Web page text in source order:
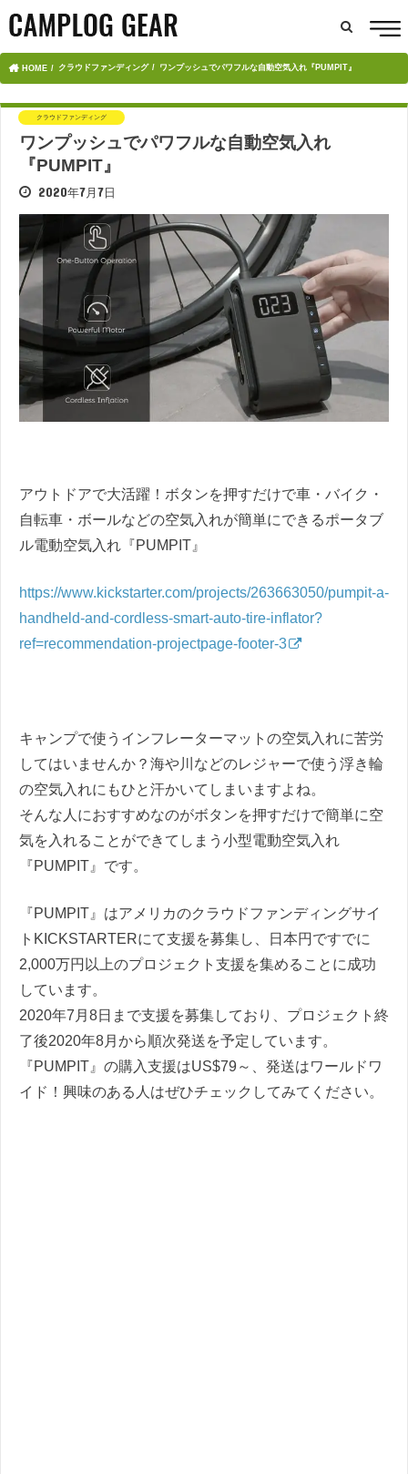
HOME クラウドファンディング ワンプッシュでパワフルな自動空気入れ『PUMPIT』
クラウドファンディング
ワンプッシュでパワフルな自動空気入れ
『PUMPIT』
2020年7月7日
アウトドアで大活躍！ボタンを押すだけで車・バイク・
自転車・ボールなどの空気入れが簡単にできるポータブ
ル電動空気入れ『PUMPIT』
https://www.kickstarter.com/projects/263663050/pumpit-a-
handheld-and-cordless-smart-auto-tire-inflator?
ref=recommendation-projectpage-footer-3
キャンプで使うインフレーターマットの空気入れに苦労
してはいませんか？海や川などのレジャーで使う浮き輪
の空気入れにもひと汗かいてしまいますよね。
そんな人におすすめなのがボタンを押すだけで簡単に空
気を入れることができてしまう小型電動空気入れ
『PUMPIT』です。
『PUMPIT』はアメリカのクラウドファンディングサイ
トKICKSTARTERにて支援を募集し、日本円ですでに
2,000万円以上のプロジェクト支援を集めることに成功
しています。
2020年7月8日まで支援を募集しており、プロジェクト終
了後2020年8月から順次発送を予定しています。
『PUMPIT』の購入支援はUS$79～、発送はワールドワ
イド！興味のある人はぜひチェックしてみてください。